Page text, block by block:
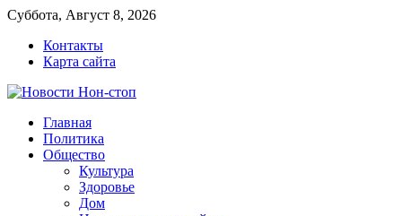
Суббота, Август 8, 2026
Контакты
Карта сайта
Главная
Политика
Общество
Культура
Здоровье
Дом